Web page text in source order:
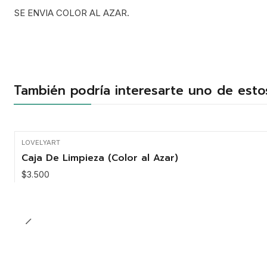
SE ENVIA COLOR AL AZAR.
También podría interesarte uno de
LOVELYART
Caja De Limpieza (Color al Azar)
$3.500